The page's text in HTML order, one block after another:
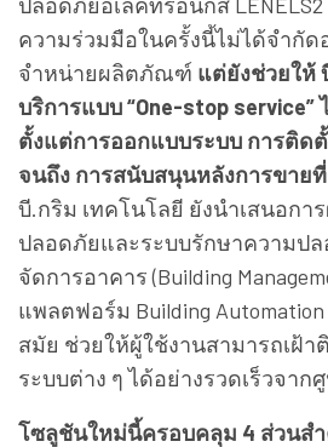
ความร่วมมือในครั้งนี้ไม่ได้จำกัด
จำหน่ายผลิตภัณฑ์ แต่ยังช่วยให้
บริการแบบ “One-stop service”
ตั้งแต่การออกแบบระบบ การติด
จนถึง การสนับสนุนหลังการขาย
บี.กริม เทคโนโลยี ยังนำเสนอกา
ปลอดภัยและระบบรักษาความปล
จัดการอาคาร (Building
แพลตฟอร์ม Building Automation
สมัย ช่วยให้ผู้ใช้งานสามารถเฝ้
ระบบต่าง ๆ ได้อย่างรวดเร็วจาก
โซลูชันใหม่นี้ครอบคลุม 4 ส่วนส